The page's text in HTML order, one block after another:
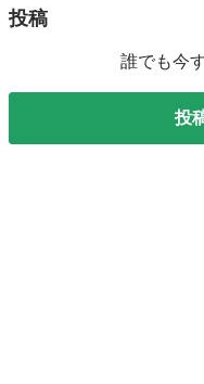
投稿
誰でも今
投